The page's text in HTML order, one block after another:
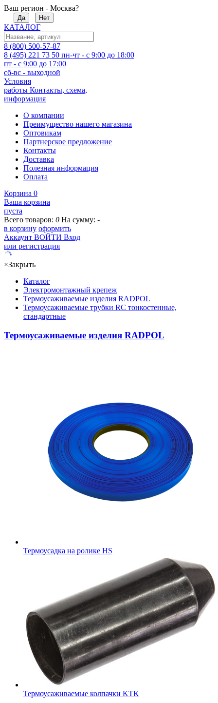
Ваш регион - Москва?
Да Нет
КАТАЛОГ
8 (800) 500-57-87
8 (495) 221 73 50 пн-чт - с 9:00 до 18:00
пт - с 9:00 до 17:00
сб-вс - выходной
Условия
работы Контакты, схема,
информация
О компании
Преимущество нашего магазина
Оптовикам
Партнерское предложение
Контакты
Доставка
Полезная информация
Оплата
Корзина 0
Ваша корзина
пуста
Всего товаров: 0 На сумму: -
в корзину оформить
Аккаунт ВОЙТИ Вход
или регистрация
×Закрыть
Каталог
Электромонтажный крепеж
Термоусаживаемые изделия RADPOL
Термоусаживаемые трубки RC тонкостенные,
стандартные
Термоусаживаемые изделия RADPOL
Термоусадка на ролике HS
Термоусаживаемые колпачки KTK